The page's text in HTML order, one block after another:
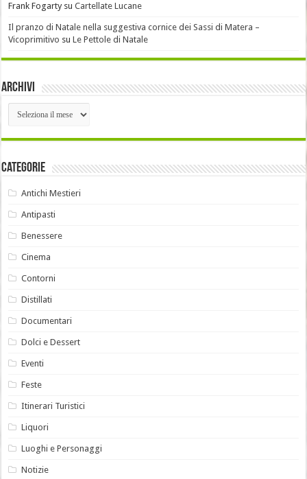
Frank FogartysuCartellate Lucane
Il pranzo di Natale nella suggestiva cornice dei Sassi di Matera –
Vicoprimitivo suLe Pettole di Natale
Archivi
Archivi
Categorie
Antichi Mestieri
Antipasti
Benessere
Cinema
Contorni
Distillati
Documentari
Dolci e Dessert
Eventi
Feste
Itinerari Turistici
Liquori
Luoghi e Personaggi
Notizie